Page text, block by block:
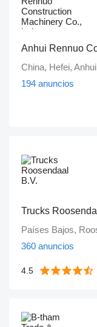
China, Hefei, Anhui
194 anuncios
360 anuncios
4.5